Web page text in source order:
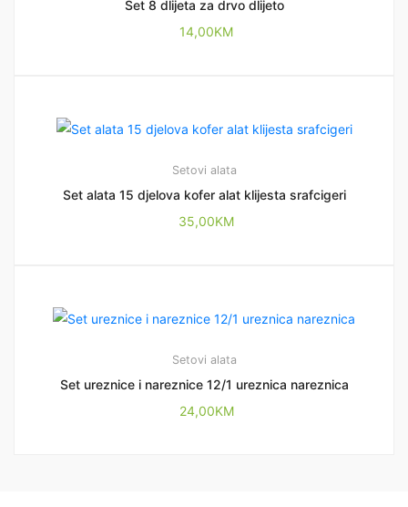
Set 8 dlijeta za drvo dlijeto
14,00KM
Setovi alata
Set alata 15 djelova kofer alat klijesta srafcigeri
35,00KM
Setovi alata
Set ureznice i nareznice 12/1 ureznica nareznica
24,00KM